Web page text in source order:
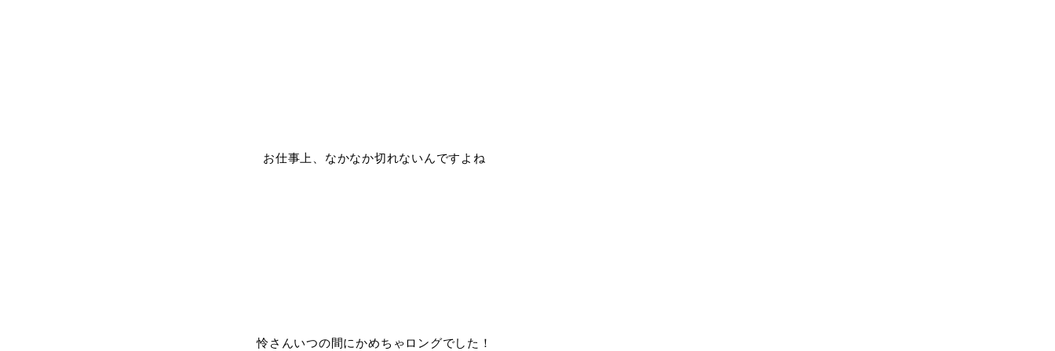
お仕事上、なかなか切れないんですよね
怜さんいつの間にかめちゃロングでした！